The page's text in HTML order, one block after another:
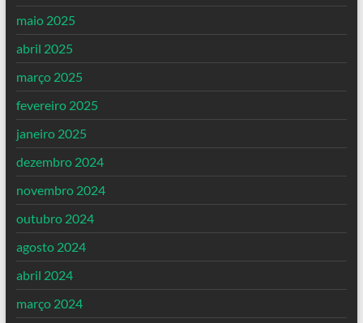
maio 2025
abril 2025
março 2025
fevereiro 2025
janeiro 2025
dezembro 2024
novembro 2024
outubro 2024
agosto 2024
abril 2024
março 2024